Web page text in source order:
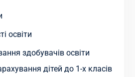
освіти
здобувачів освіти
дітей до 1-х класів